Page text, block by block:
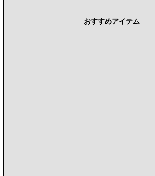
おすすめアイテム